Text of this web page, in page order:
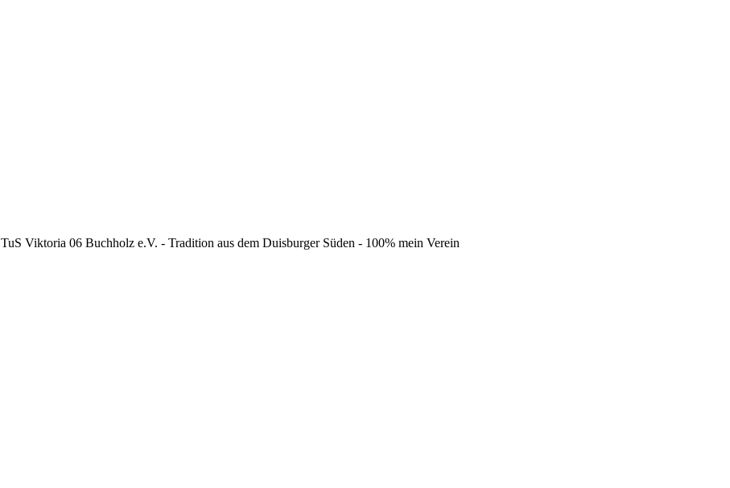
TuS Viktoria 06 Buchholz e.V. - Tradition aus dem Duisburger Süden - 100% mein Verein